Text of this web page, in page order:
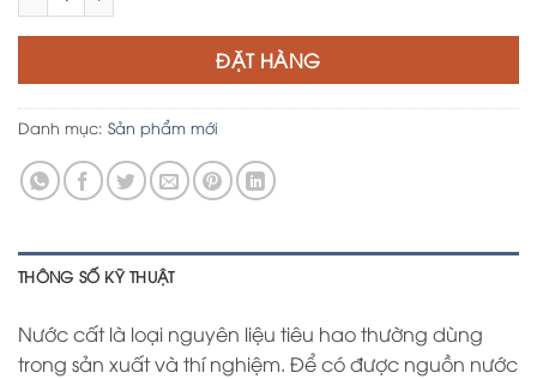
ĐẶT HÀNG
Danh mục: Sản phẩm mới
THÔNG SỐ KỸ THUẬT
Nước cất là loại nguyên liệu tiêu hao thường dùng
trong sản xuất và thí nghiệm. Để có được nguồn nước